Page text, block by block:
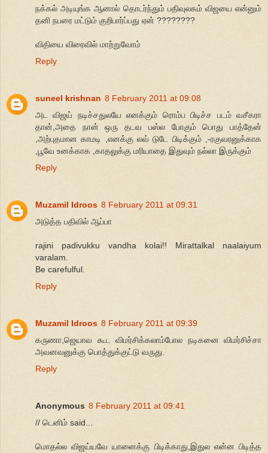
நக்கல் அடியுங்க ஆனால் தொடர்ந்தும் பதிவுலகம் விஜயை என்னும்
தனி நபரை மட்டும் குறிபார்ப்பது ஏன் ????????
விதியை விரைவில் மாற்றுவோம்
Reply
suneel krishnan 8 February 2011 at 09:08
அட விஜய் நடிச்சதுலயே எனக்கும் ரொம்ப பிடிச்ச படம் வசீகரா
தான்,அதை நான் ஒரு தடவ பஸ்ல போகும் பொது பாத்தேன்
,அற்புதமான காமடி ,எனக்கு லவ் டுடே பிடிக்கும் ,-ரகுவரனுக்காக
,பூவே உனக்காக ,காதலுக்கு மரியாதை இதுவும் நல்லா இருக்கும்
Reply
Muzamil Idroos 8 February 2011 at 09:31
அடுத்த பதிவில் ஆப்பா
rajini padivukku vandha kolai!! Mirattalkal naalaiyum
varalam.
Be carefulful.
Reply
Muzamil Idroos 8 February 2011 at 09:39
கருணா,ஜெயாவ கூட விமர்சிக்கலாம்போல நடிகனை விமர்சிச்சா
அவனவனுக்கு பொத்துக்குட்டு வருது.
Reply
Anonymous 8 February 2011 at 09:41
// டெனிம் said...
மொதல்ல விஜய்யவே யானைக்கு பிடிக்காது,இதுல என்ன பிடித்த